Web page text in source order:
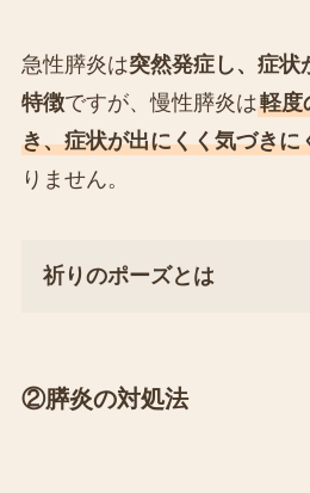
急性膵炎は突然発症し、症状
特徴ですが、慢性膵炎は軽度
き、症状が出にくく気づきに
りません。
祈りのポーズとは
②膵炎の対処法